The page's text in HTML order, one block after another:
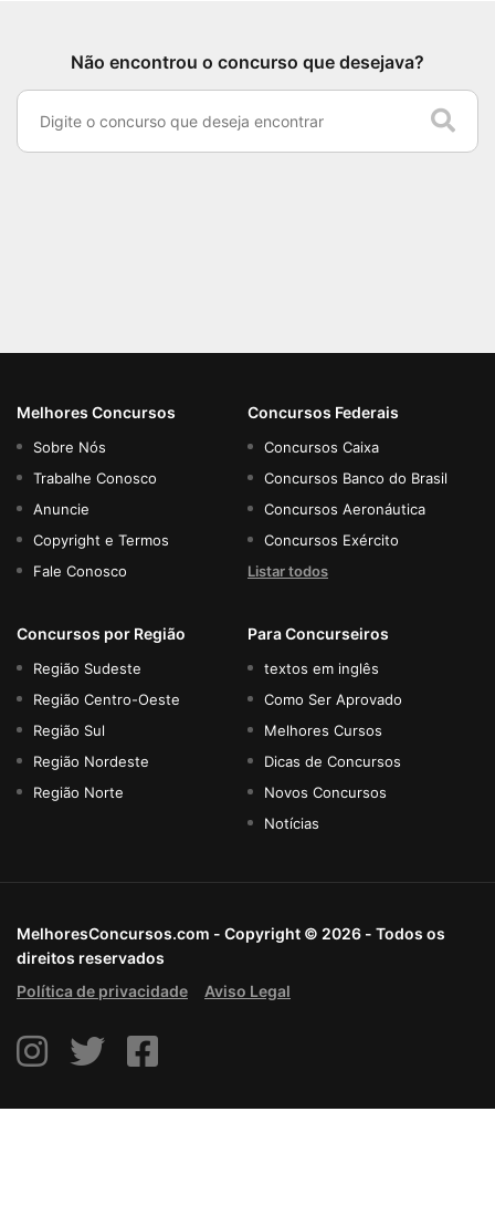
Não encontrou o concurso que desejava?
Melhores Concursos
Sobre Nós
Trabalhe Conosco
Anuncie
Copyright e Termos
Fale Conosco
Concursos Federais
Concursos Caixa
Concursos Banco do Brasil
Concursos Aeronáutica
Concursos Exército
Listar todos
Concursos por Região
Região Sudeste
Região Centro-Oeste
Região Sul
Região Nordeste
Região Norte
Para Concurseiros
textos em inglês
Como Ser Aprovado
Melhores Cursos
Dicas de Concursos
Novos Concursos
Notícias
MelhoresConcursos.com - Copyright © 2026 - Todos os
direitos reservados
Política de privacidade
Aviso Legal